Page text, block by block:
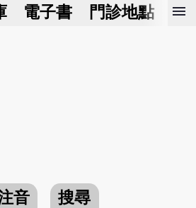
電子書 門診地點 預
menu
音 搜尋